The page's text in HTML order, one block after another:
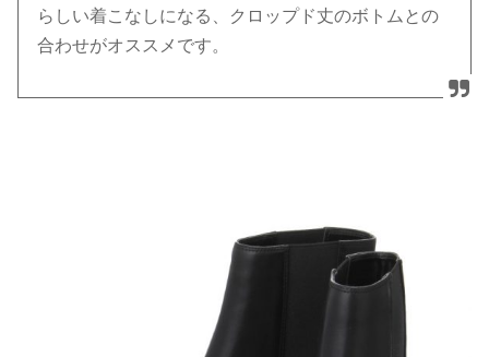
らしい着こなしになる、クロップド丈のボトムとの
合わせがオススメです。